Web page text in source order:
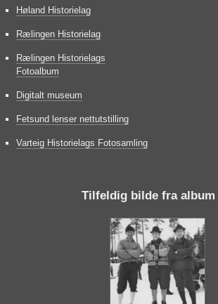
Høland Historielag
Rælingen Historielag
Rælingen Historielags
Fotoalbum
Digitalt museum
Fetsund lenser nettutstilling
Varteig Historielags Fotosamling
Tilfeldig bilde fra album